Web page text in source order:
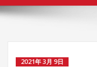
2021年 3月 9日